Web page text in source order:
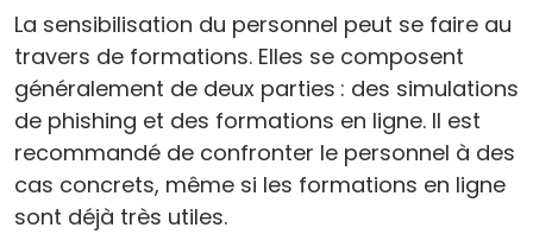
La sensibilisation du personnel peut se faire au
travers de formations. Elles se composent
généralement de deux parties : des simulations
de phishing et des formations en ligne. Il est
recommandé de confronter le personnel à des
cas concrets, même si les formations en ligne
sont déjà très utiles.